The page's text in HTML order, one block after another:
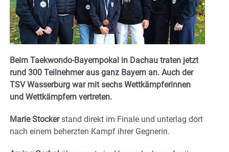
Beim Taekwondo-Bayernpokal in Dachau traten jetzt
rund 300 Teilnehmer aus ganz Bayern an. Auch der
TSV Wasserburg war mit sechs Wettkämpferinnen
und Wettkämpfern vertreten.
Marie Stockerstand direkt im Finale und unterlag dort
nach einem beherzten Kampf ihrer Gegnerin.